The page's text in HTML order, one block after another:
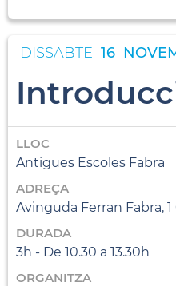
DISSABTE 16
LLOC
Antigues Escoles Fabra
ADREÇA
Avinguda Ferran Fabra, 1
DURADA
3h - De 10.30 a 13.30h
ORGANITZA